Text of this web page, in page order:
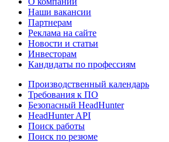
Наши вакансии
Партнерам
Реклама на сайте
Новости и статьи
Инвесторам
Кандидаты по профессиям
Производственный календарь
Требования к ПО
Безопасный HeadHunter
HeadHunter API
Поиск работы
Поиск по резюме